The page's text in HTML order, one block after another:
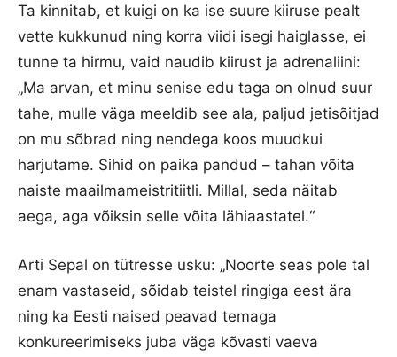
Ta kinnitab, et kuigi on ka ise suure kiiruse pealt
vette kukkunud ning korra viidi isegi haiglasse, ei
tunne ta hirmu, vaid naudib kiirust ja adrenaliini:
„Ma arvan, et minu senise edu taga on olnud suur
tahe, mulle väga meeldib see ala, paljud jetisõitjad
on mu sõbrad ning nendega koos muudkui
harjutame. Sihid on paika pandud – tahan võita
naiste maailmameistritiitli. Millal, seda näitab
aega, aga võiksin selle võita lähiaastatel.“
Arti Sepal on tütresse usku: „Noorte seas pole tal
enam vastaseid, sõidab teistel ringiga eest ära
ning ka Eesti naised peavad temaga
konkureerimiseks juba väga kõvasti vaeva